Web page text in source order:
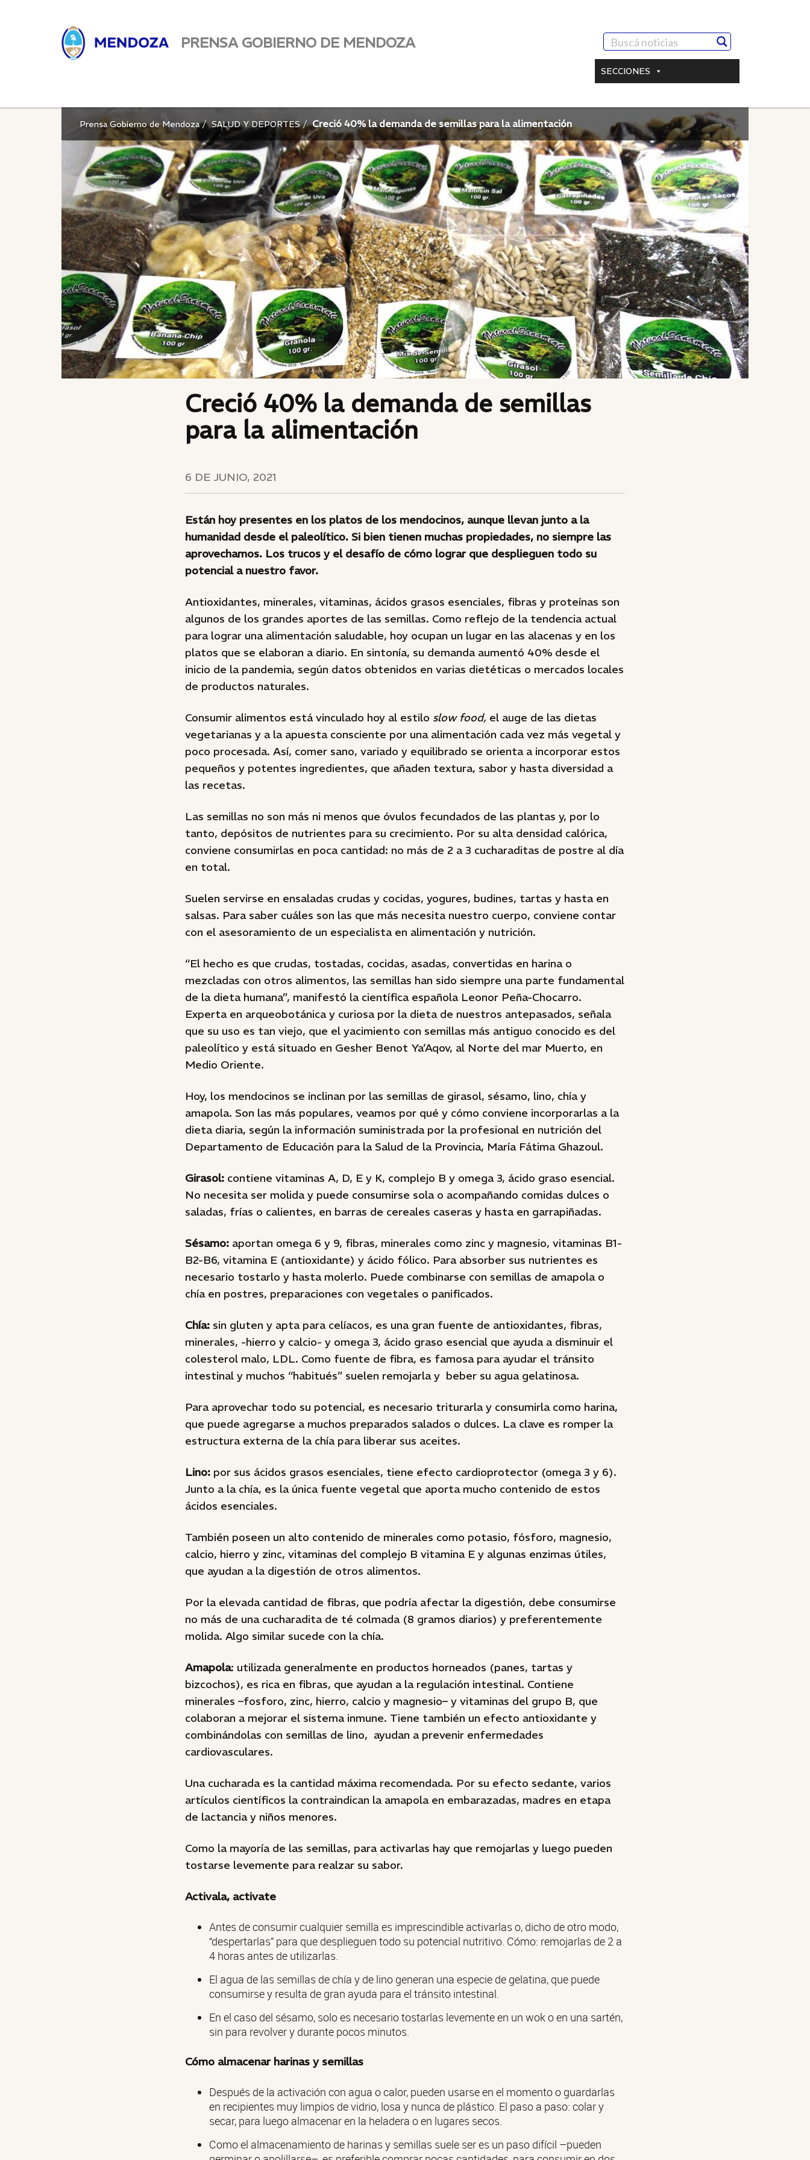
PRENSA GOBIERNO DE MENDOZA
SECCIONES
Prensa Gobierno de Mendoza SALUD Y DEPORTES Creció 40% la demanda de semillas para la alimentación
Creció 40% la demanda de semillas
para la alimentación
6 DE JUNIO, 2021
Están hoy presentes en los platos de los mendocinos, aunque llevan junto a la
humanidad desde el paleolítico. Si bien tienen muchas propiedades, no siempre las
aprovechamos. Los trucos y el desafío de cómo lograr que desplieguen todo su
potencial a nuestro favor.
Antioxidantes, minerales, vitaminas, ácidos grasos esenciales, fibras y proteínas son
algunos de los grandes aportes de las semillas. Como reflejo de la tendencia actual
para lograr una alimentación saludable, hoy ocupan un lugar en las alacenas y en los
platos que se elaboran a diario. En sintonía, su demanda aumentó 40% desde el
inicio de la pandemia, según datos obtenidos en varias dietéticas o mercados locales
de productos naturales.
Consumir alimentos está vinculado hoy al estilo slow food, el auge de las dietas
vegetarianas y a la apuesta consciente por una alimentación cada vez más vegetal y
poco procesada. Así, comer sano, variado y equilibrado se orienta a incorporar estos
pequeños y potentes ingredientes, que añaden textura, sabor y hasta diversidad a
las recetas.
Las semillas no son más ni menos que óvulos fecundados de las plantas y, por lo
tanto, depósitos de nutrientes para su crecimiento. Por su alta densidad calórica,
conviene consumirlas en poca cantidad: no más de 2 a 3 cucharaditas de postre al día
en total.
Suelen servirse en ensaladas crudas y cocidas, yogures, budines, tartas y hasta en
salsas. Para saber cuáles son las que más necesita nuestro cuerpo, conviene contar
con el asesoramiento de un especialista en alimentación y nutrición.
“El hecho es que crudas, tostadas, cocidas, asadas, convertidas en harina o
mezcladas con otros alimentos, las semillas han sido siempre una parte fundamental
de la dieta humana”, manifestó la científica española Leonor Peña-Chocarro.
Experta en arqueobotánica y curiosa por la dieta de nuestros antepasados, señala
que su uso es tan viejo, que el yacimiento con semillas más antiguo conocido es del
paleolítico y está situado en Gesher Benot Ya’Aqov, al Norte del mar Muerto, en
Medio Oriente.
Hoy, los mendocinos se inclinan por las semillas de girasol, sésamo, lino, chía y
amapola. Son las más populares, veamos por qué y cómo conviene incorporarlas a la
dieta diaria, según la información suministrada por la profesional en nutrición del
Departamento de Educación para la Salud de la Provincia, María Fátima Ghazoul.
Girasol: contiene vitaminas A, D, E y K, complejo B y omega 3, ácido graso esencial.
No necesita ser molida y puede consumirse sola o acompañando comidas dulces o
saladas, frías o calientes, en barras de cereales caseras y hasta en garrapiñadas.
Sésamo: aportan omega 6 y 9, fibras, minerales como zinc y magnesio, vitaminas B1-
B2-B6, vitamina E (antioxidante) y ácido fólico. Para absorber sus nutrientes es
necesario tostarlo y hasta molerlo. Puede combinarse con semillas de amapola o
chía en postres, preparaciones con vegetales o panificados.
Chía: sin gluten y apta para celíacos, es una gran fuente de antioxidantes, fibras,
minerales, -hierro y calcio- y omega 3, ácido graso esencial que ayuda a disminuir el
colesterol malo, LDL. Como fuente de fibra, es famosa para ayudar el tránsito
intestinal y muchos “habitués” suelen remojarla y beber su agua gelatinosa.
Para aprovechar todo su potencial, es necesario triturarla y consumirla como harina,
que puede agregarse a muchos preparados salados o dulces. La clave es romper la
estructura externa de la chía para liberar sus aceites.
Lino: por sus ácidos grasos esenciales, tiene efecto cardioprotector (omega 3 y 6).
Junto a la chía, es la única fuente vegetal que aporta mucho contenido de estos
ácidos esenciales.
También poseen un alto contenido de minerales como potasio, fósforo, magnesio,
calcio, hierro y zinc, vitaminas del complejo B vitamina E y algunas enzimas útiles,
que ayudan a la digestión de otros alimentos.
Por la elevada cantidad de fibras, que podría afectar la digestión, debe consumirse
no más de una cucharadita de té colmada (8 gramos diarios) y preferentemente
molida. Algo similar sucede con la chía.
Amapola: utilizada generalmente en productos horneados (panes, tartas y
bizcochos), es rica en fibras, que ayudan a la regulación intestinal. Contiene
minerales –fosforo, zinc, hierro, calcio y magnesio– y vitaminas del grupo B, que
colaboran a mejorar el sistema inmune. Tiene también un efecto antioxidante y
combinándolas con semillas de lino, ayudan a prevenir enfermedades
cardiovasculares.
Una cucharada es la cantidad máxima recomendada. Por su efecto sedante, varios
artículos científicos la contraindican la amapola en embarazadas, madres en etapa
de lactancia y niños menores.
Como la mayoría de las semillas, para activarlas hay que remojarlas y luego pueden
tostarse levemente para realzar su sabor.
Activala, activate
Antes de consumir cualquier semilla es imprescindible activarlas o, dicho de otro modo,
“despertarlas” para que desplieguen todo su potencial nutritivo. Cómo: remojarlas de 2 a
4 horas antes de utilizarlas.
El agua de las semillas de chía y de lino generan una especie de gelatina, que puede
consumirse y resulta de gran ayuda para el tránsito intestinal.
En el caso del sésamo, solo es necesario tostarlas levemente en un wok o en una sartén,
sin para revolver y durante pocos minutos.
Cómo almacenar harinas y semillas
Después de la activación con agua o calor, pueden usarse en el momento o guardarlas
en recipientes muy limpios de vidrio, losa y nunca de plástico. El paso a paso: colar y
secar, para luego almacenar en la heladera o en lugares secos.
Como el almacenamiento de harinas y semillas suele ser es un paso difícil –pueden